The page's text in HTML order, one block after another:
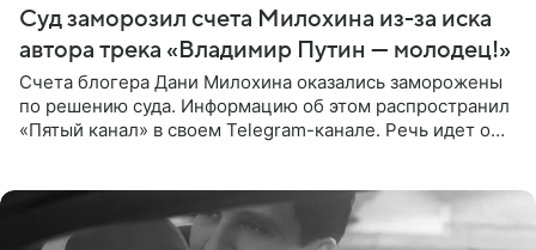
Суд заморозил счета Милохина из-за иска
автора трека «Владимир Путин — молодец!»
Счета блогера Дани Милохина оказались заморожены
по решению суда. Информацию об этом распространил
«Пятый канал» в своем Telegram-канале. Речь идет о